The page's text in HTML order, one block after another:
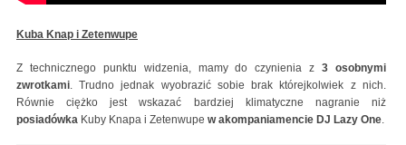
Kuba Knap i Zetenwupe
Z technicznego punktu widzenia, mamy do czynienia z 3 osobnymi
zwrotkami. Trudno jednak wyobrazić sobie brak którejkolwiek z nich.
Równie ciężko jest wskazać bardziej klimatyczne nagranie niż
posiadówka Kuby Knapa i Zetenwupe w akompaniamencie DJ Lazy One.